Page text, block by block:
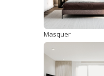
Masquer